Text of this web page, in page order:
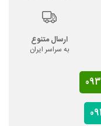
ارسال متنوع
به سراسر ایران